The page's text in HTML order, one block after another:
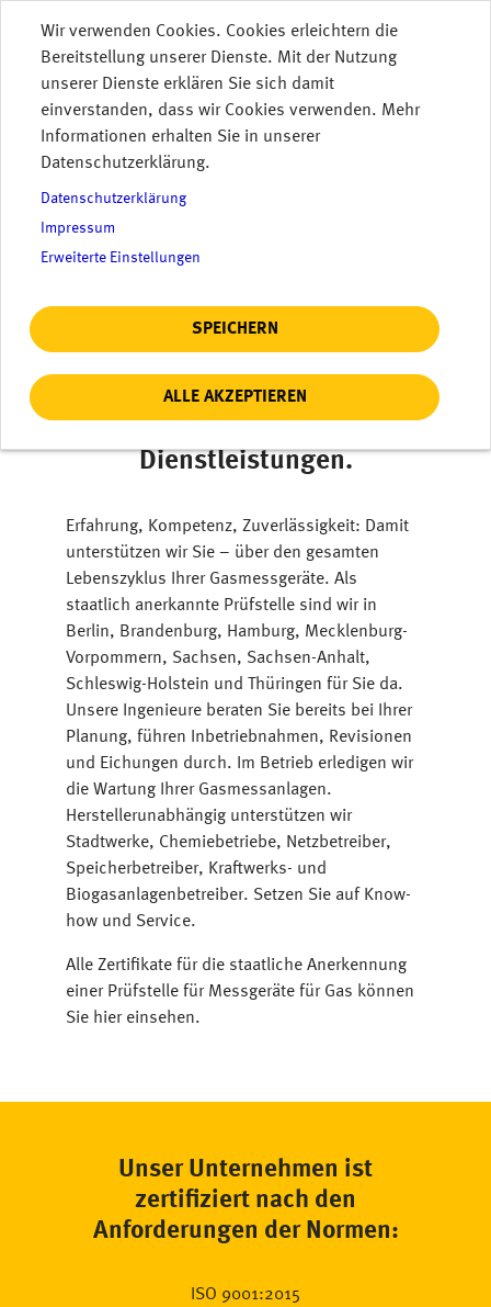
MENU
Wir verwenden Cookies. Cookies erleichtern die
Bereitstellung unserer Dienste. Mit der Nutzung
unserer Dienste erklären Sie sich damit
einverstanden, dass wir Cookies verwenden. Mehr
Informationen erhalten Sie in unserer
Datenschutzerklärung.
Datenschutzerklärung
Impressum
Erweiterte Einstellungen
SPEICHERN
ALLE AKZEPTIEREN
Ganz genau: Eichamtliche
Dienstleistungen.
Erfahrung, Kompetenz, Zuverlässigkeit: Damit
unterstützen wir Sie – über den gesamten
Lebenszyklus Ihrer Gasmessgeräte. Als
staatlich anerkannte Prüfstelle sind wir in
Berlin, Brandenburg, Hamburg, Mecklenburg-
Vorpommern, Sachsen, Sachsen-Anhalt,
Schleswig-Holstein und Thüringen für Sie da.
Unsere Ingenieure beraten Sie bereits bei Ihrer
Planung, führen Inbetriebnahmen, Revisionen
und Eichungen durch. Im Betrieb erledigen wir
die Wartung Ihrer Gasmessanlagen.
Herstellerunabhängig unterstützen wir
Stadtwerke, Chemiebetriebe, Netzbetreiber,
Speicherbetreiber, Kraftwerks- und
Biogasanlagenbetreiber. Setzen Sie auf Know-
how und Service.
Alle Zertifikate für die staatliche Anerkennung
einer Prüfstelle für Messgeräte für Gas können
Sie hier einsehen.
Unser Unternehmen ist
zertifiziert nach den
Anforderungen der Normen:
ISO 9001:2015